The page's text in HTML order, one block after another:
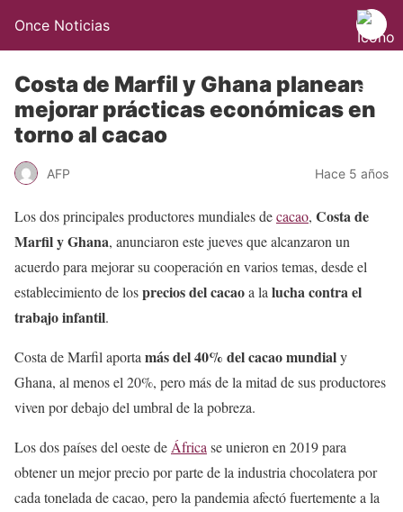
Once Noticias
Costa de Marfil y Ghana planean
mejorar prácticas económicas en
torno al cacao
AFP Hace 5 años
Los dos principales productores mundiales decacao, Costa de
Marfil y Ghana, anunciaron este jueves que alcanzaron un
acuerdo para mejorar su cooperación en varios temas, desde el
establecimiento de losprecios del cacaoa la lucha contra el
trabajo infantil.
Costa de Marfil aporta más del 40% del cacao mundialy
Ghana, al menos el 20%, pero más de la mitad de sus productores
viven por debajo del umbral de la pobreza.
Los dos países del oeste de África se unieron en 2019 para
obtener un mejor precio por parte de la industria chocolatera por
cada tonelada de cacao, pero la pandemia afectó fuertemente a la